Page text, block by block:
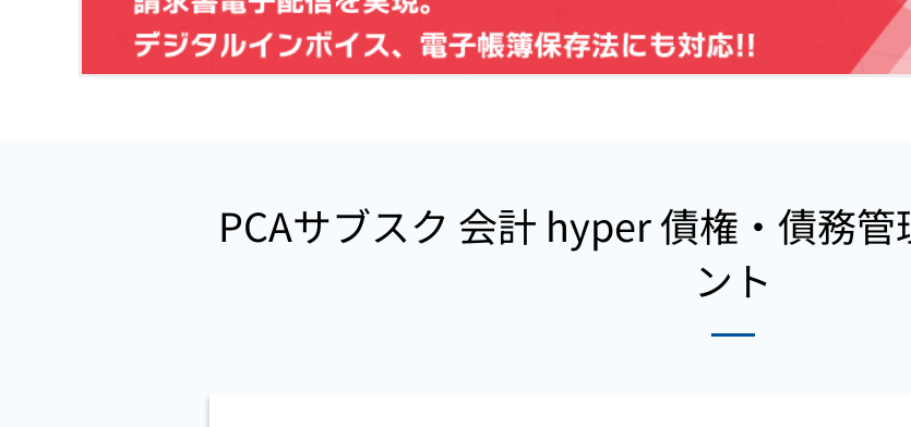
PCAサブスク 会計 hyper 債権・債務
ント